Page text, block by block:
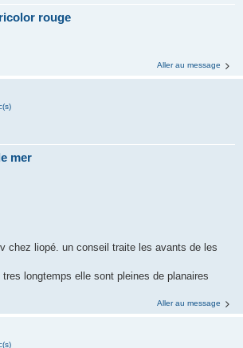
rouge
Aller au message
mer
chez liopé. un conseil traite les avants de les
longtemps elle sont pleines de planaires
Aller au message